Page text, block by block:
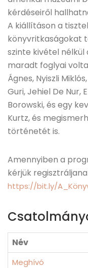
kérdéseiről
A kiállításon a
könyvritkaságokat
szinte kivétel
maradt foglyai
Ágnes, Nyiszli
Guri, Jehiel De Nur,
Borowski, és egy
Kurtz, és
történetét is.
Amennyiben a
kérjük
https://bit.ly/
Név
Meghívó